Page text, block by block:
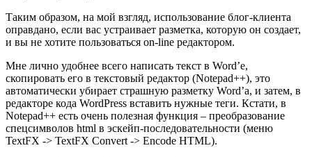
Таким образом, на мой взгляд, использование блог-клиента
оправдано, если вас устраивает разметка, которую он создает,
и вы не хотите пользоваться on-line редактором.
Мне лично удобнее всего написать текст в Word’е,
скопировать его в текстовый редактор (Notepad++), это
автоматически убирает страшную разметку Word’а, и затем, в
редакторе кода WordPress вставить нужные теги. Кстати, в
Notepad++ есть очень полезная функция – преобразование
спецсимволов html в эскейп-последовательности (меню
TextFX -> TextFX Convert -> Encode HTML).